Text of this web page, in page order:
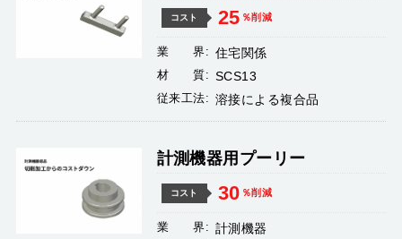
コスト 25 ％削減
業 界: 住宅関係
材 質: SCS13
従来工法: 溶接による複合品
計測機器用プーリー
コスト 30 ％削減
業 界: 計測機器